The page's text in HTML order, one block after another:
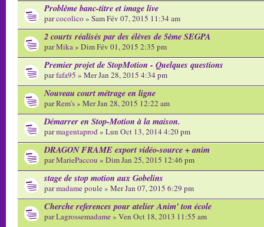
Problème banc-titre et image live
parcocolico» Sam Fév 07, 2015 11:34 am
2 courts réalisés par des élèves de 5ème SEGPA
parMika» Dim Fév 01, 2015 2:35 pm
Premier projet de StopMotion - Quelques questions
parfafa95 » Mer Jan 28, 2015 4:34 pm
Nouveau court métrage en ligne
parRem's» Mer Jan 28, 2015 12:22 am
Démarrer en Stop-Motion à la maison.
parmagentaprod» Lun Oct 13, 2014 4:20 pm
DRAGON FRAME export vidéo-source + anim
parMariePaccou » Dim Jan 25, 2015 12:46 pm
stage de stop motion aux Gobelins
parmadame poule» Mer Jan 07, 2015 6:29 pm
Cherche references pour atelier Anim' ton école
parLagrossemadame» Ven Oct 18, 2013 11:55 am